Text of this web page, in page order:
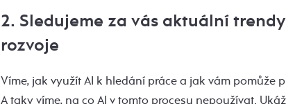
2. Sledujeme za vás aktuální
rozvoje
Víme, jak využít AI k hledání práce a jak vám pomůže
A taky víme, na co AI v tomto procesu nepoužívat.